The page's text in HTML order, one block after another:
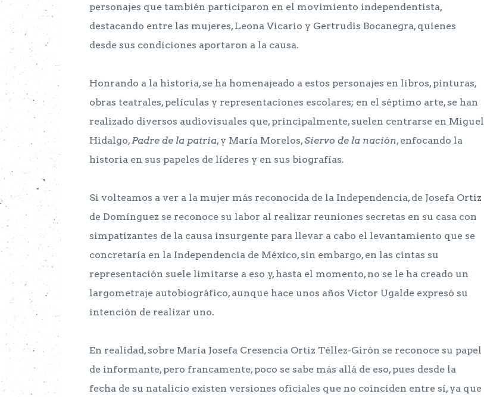
personajes que también participaron en el movimiento independentista,
destacando entre las mujeres, Leona Vicario y Gertrudis Bocanegra, quienes
desde sus condiciones aportaron a la causa.
Honrando a la historia, se ha homenajeado a estos personajes en libros, pinturas,
obras teatrales, películas y representaciones escolares; en el séptimo arte, se han
realizado diversos audiovisuales que, principalmente, suelen centrarse en Miguel
Hidalgo,Padre de la patria, y María Morelos,Siervo de la nación, enfocando la
historia en sus papeles de líderes y en sus biografías.
Si volteamos a ver a la mujer más reconocida de la Independencia, de Josefa Ortiz
de Domínguez se reconoce su labor al realizar reuniones secretas en su casa con
simpatizantes de la causa insurgente para llevar a cabo el levantamiento que se
concretaría en la Independencia de México, sin embargo, en las cintas su
representación suele limitarse a eso y, hasta el momento, no se le ha creado un
largometraje autobiográfico, aunque hace unos años Víctor Ugalde expresó su
intención de realizar uno.
En realidad, sobre María Josefa Cresencia Ortiz Téllez-Girón se reconoce su papel
de informante, pero francamente, poco se sabe más allá de eso, pues desde la
fecha de su natalicio existen versiones oficiales que no coinciden entre sí, ya que